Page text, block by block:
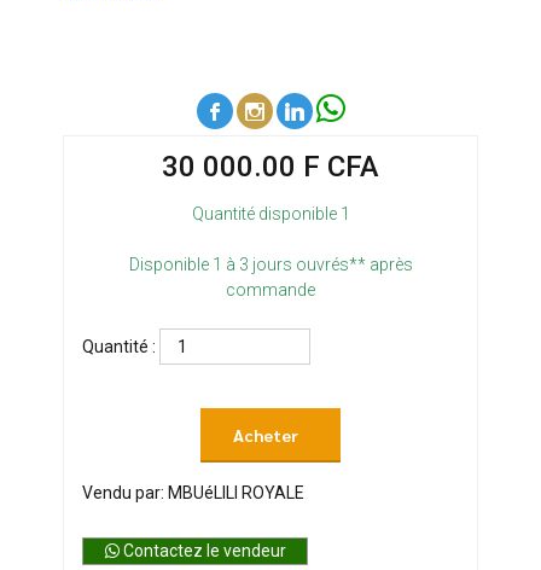
30 000.00 F CFA
Quantité disponible 1
Disponible 1 à 3 jours ouvrés** après
commande
Quantité :
Acheter
Vendu par: MBUéLILI ROYALE
Contactez le vendeur